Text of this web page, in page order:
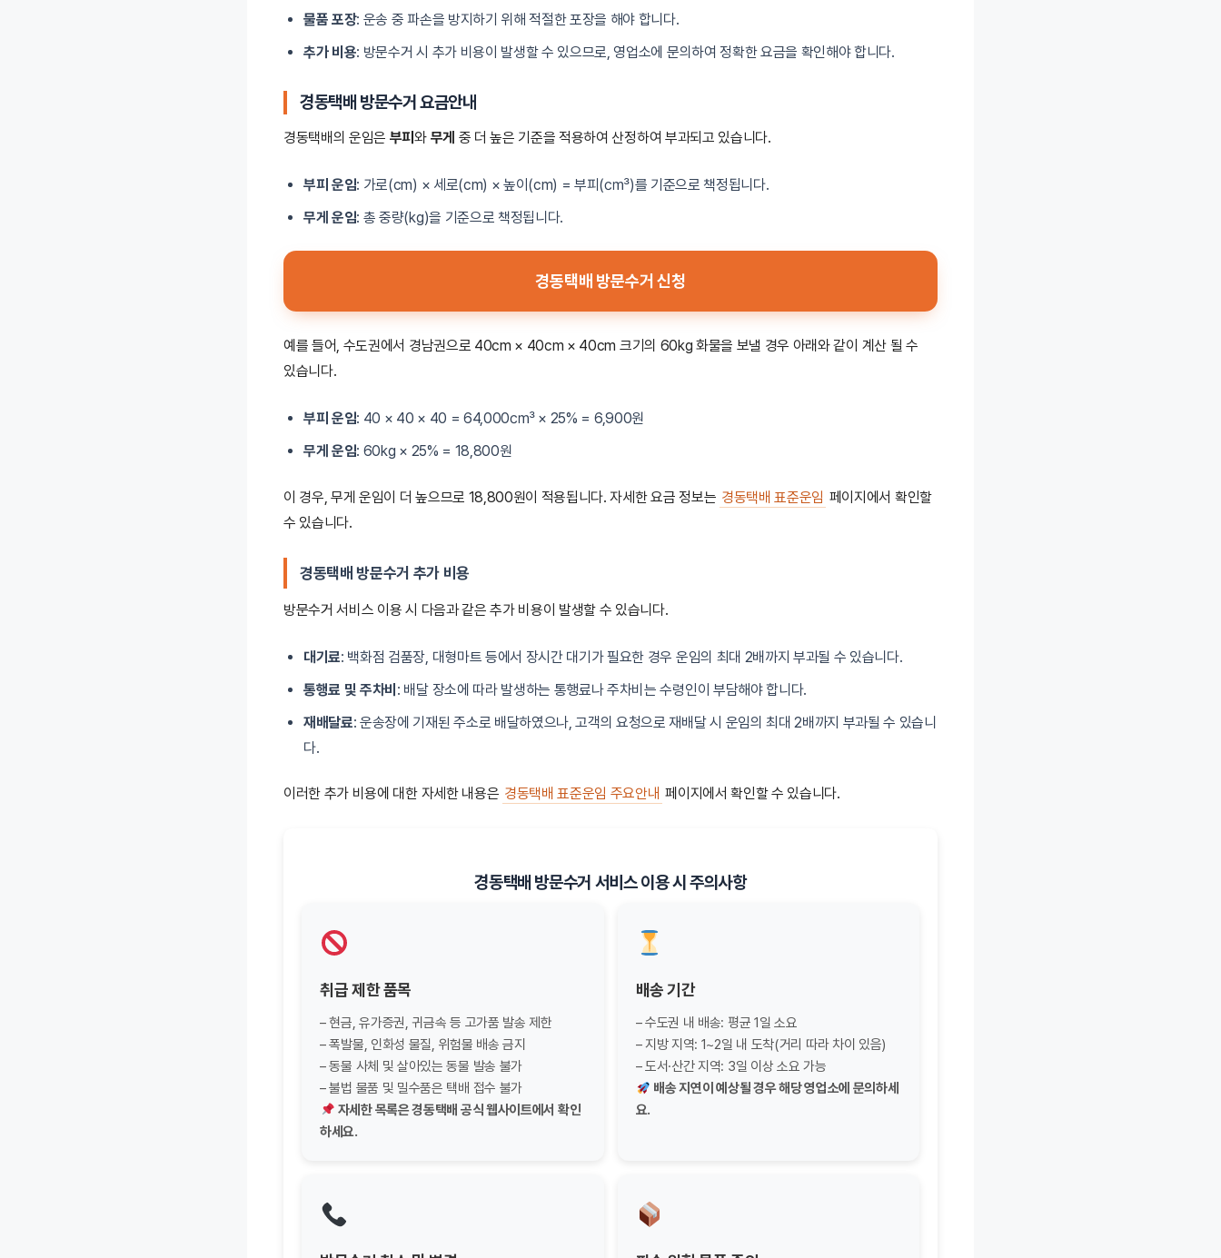
물품 포장: 운송 중 파손을 방지하기 위해 적절한 포장을 해야 합니다.
추가 비용: 방문수거 시 추가 비용이 발생할 수 있으므로, 영업소에 문의하여 정확한 요금을 확인해야 합니다.
경동택배 방문수거 요금안내
경동택배의 운임은 부피와 무게 중 더 높은 기준을 적용하여 산정하여 부과되고 있습니다.
부피 운임: 가로(cm) × 세로(cm) × 높이(cm) = 부피(㎤)를 기준으로 책정됩니다.
무게 운임: 총 중량(kg)을 기준으로 책정됩니다.
경동택배 방문수거 신청
예를 들어, 수도권에서 경남권으로 40cm × 40cm × 40cm 크기의 60kg 화물을 보낼 경우 아래와 같이 계산 될 수
있습니다.
부피 운임: 40 × 40 × 40 = 64,000㎤ × 25% = 6,900원
무게 운임: 60kg × 25% = 18,800원
이 경우, 무게 운임이 더 높으므로 18,800원이 적용됩니다. 자세한 요금 정보는 경동택배 표준운임 페이지에서 확인할
수 있습니다.
경동택배 방문수거 추가 비용
방문수거 서비스 이용 시 다음과 같은 추가 비용이 발생할 수 있습니다.
대기료: 백화점 검품장, 대형마트 등에서 장시간 대기가 필요한 경우 운임의 최대 2배까지 부과될 수 있습니다.
통행료 및 주차비 : 배달 장소에 따라 발생하는 통행료나 주차비는 수령인이 부담해야 합니다.
재배달료: 운송장에 기재된 주소로 배달하였으나, 고객의 요청으로 재배달 시 운임의 최대 2배까지 부과될 수 있습니
다.
이러한 추가 비용에 대한 자세한 내용은 경동택배 표준운임 주요안내 페이지에서 확인할 수 있습니다.
경동택배 방문수거 서비스 이용 시 주의사항
취급 제한 품목
– 현금, 유가증권, 귀금속 등 고가품 발송 제한
– 폭발물, 인화성 물질, 위험물 배송 금지
– 동물 사체 및 살아있는 동물 발송 불가
– 불법 물품 및 밀수품은 택배 접수 불가
자세한 목록은 경동택배 공식 웹사이트에서 확인
하세요.
배송 기간
– 수도권 내 배송: 평균 1일 소요
– 지방 지역: 1~2일 내 도착(거리 따라 차이 있음)
– 도서·산간 지역: 3일 이상 소요 가능
배송 지연이 예상될 경우 해당 영업소에 문의하세
요.